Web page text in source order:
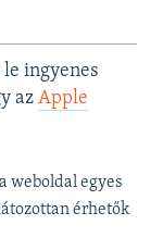
ingyenes
az Apple
weboldal egyes
érhetők